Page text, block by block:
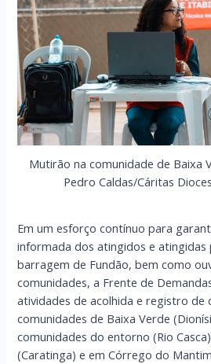
Mutirão na comunidade de Baixa
Pedro Caldas/Cáritas
Em um esforço contínuo para
informada dos atingidos e
barragem de Fundão, bem como
comunidades, a Frente de
atividades de acolhida e registro de
comunidades de Baixa Verde
comunidades do entorno (Rio
(Caratinga) e em Córrego do